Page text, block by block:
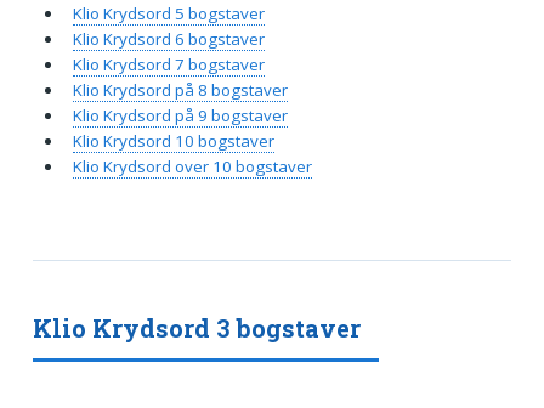
Klio Krydsord 3 bogstaver
Klio Krydsord 5 bogstaver
Klio Krydsord 6 bogstaver
Klio Krydsord 7 bogstaver
Klio Krydsord på 8 bogstaver
Klio Krydsord på 9 bogstaver
Klio Krydsord 10 bogstaver
Klio Krydsord over 10 bogstaver